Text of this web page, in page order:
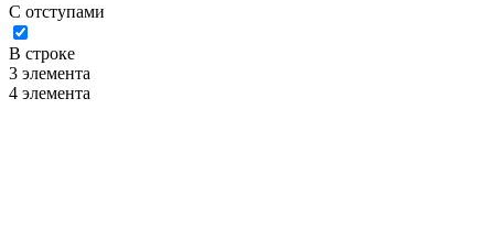
С отступами
В строке
3 элемента
4 элемента